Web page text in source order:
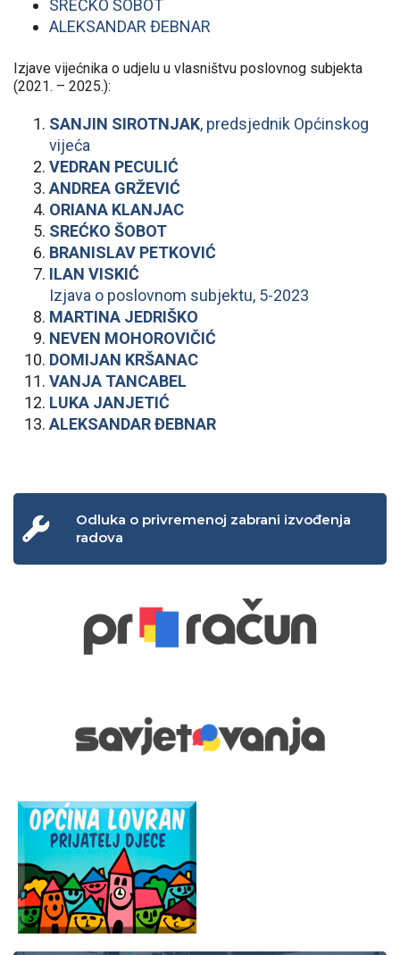
SREĆKO ŠOBOT
ALEKSANDAR ĐEBNAR
Izjave vijećnika o udjelu u vlasništvu poslovnog subjekta
(2021. – 2025.):
SANJIN SIROTNJAK, predsjednik Općinskog
vijeća
VEDRAN PECULIĆ
ANDREA GRŽEVIĆ
ORIANA KLANJAC
SREĆKO ŠOBOT
BRANISLAV PETKOVIĆ
ILAN VISKIĆ
Izjava o poslovnom subjektu, 5-2023
MARTINA JEDRIŠKO
NEVEN MOHOROVIČIĆ
DOMIJAN KRŠANAC
VANJA TANCABEL
LUKA JANJETIĆ
ALEKSANDAR ĐEBNAR
Odluka o privremenoj zabrani izvođenja
radova